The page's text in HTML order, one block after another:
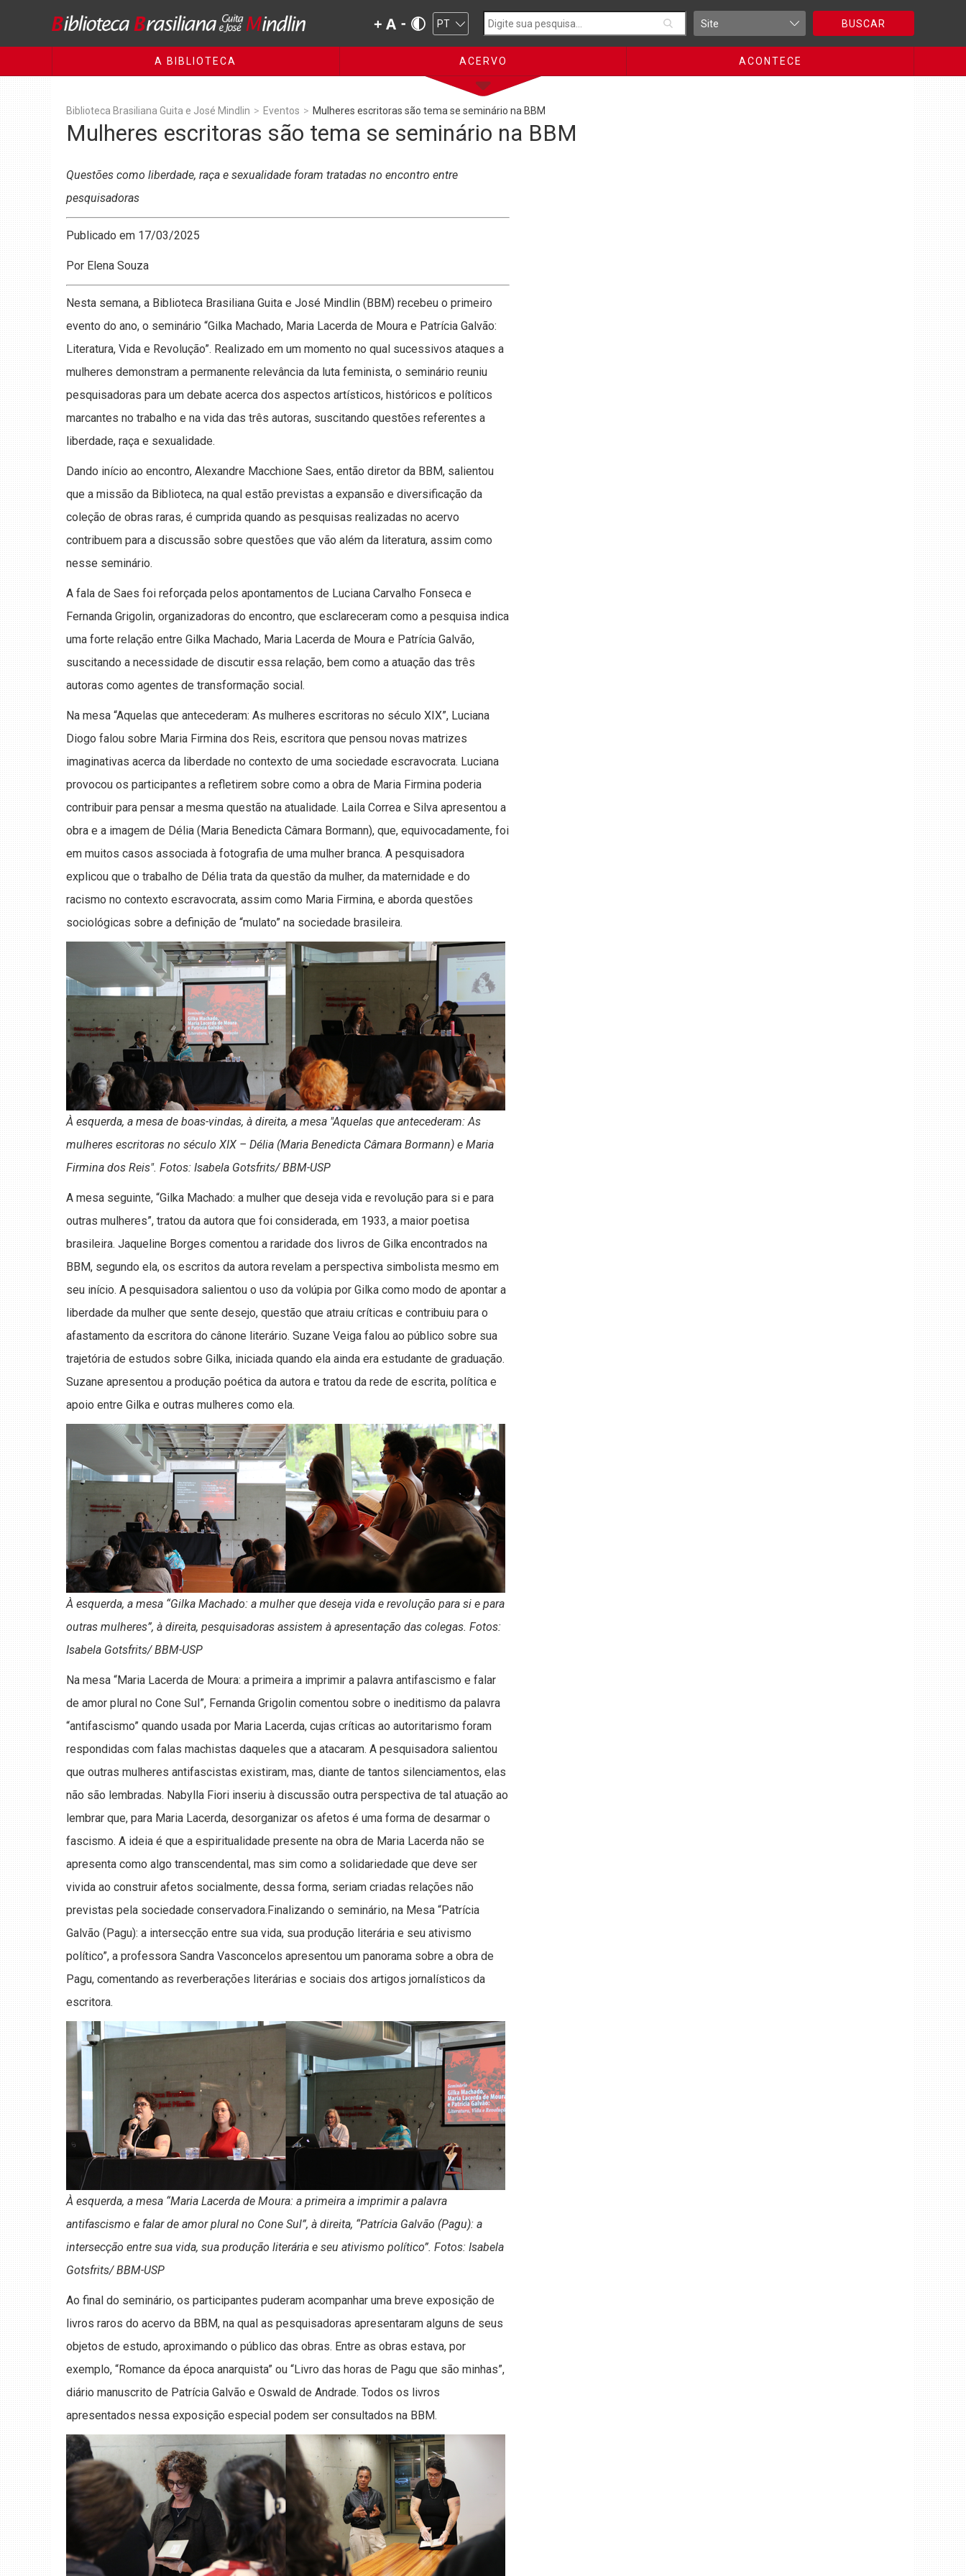
BUSCAR
A BIBLIOTECA ACERVO ACONTECE
Biblioteca Brasiliana Guita e José Mindlin > Eventos > Mulheres escritoras são tema se seminário na BBM
Mulheres escritoras são tema se seminário na BBM
Questões como liberdade, raça e sexualidade foram tratadas no encontro entre
pesquisadoras
Publicado em 17/03/2025
Por Elena Souza
Nesta semana, a Biblioteca Brasiliana Guita e José Mindlin (BBM) recebeu o primeiro
evento do ano, o seminário “Gilka Machado, Maria Lacerda de Moura e Patrícia Galvão:
Literatura, Vida e Revolução”. Realizado em um momento no qual sucessivos ataques a
mulheres demonstram a permanente relevância da luta feminista, o seminário reuniu
pesquisadoras para um debate acerca dos aspectos artísticos, históricos e políticos
marcantes no trabalho e na vida das três autoras, suscitando questões referentes a
liberdade, raça e sexualidade.
Dando início ao encontro, Alexandre Macchione Saes, então diretor da BBM, salientou
que a missão da Biblioteca, na qual estão previstas a expansão e diversificação da
coleção de obras raras, é cumprida quando as pesquisas realizadas no acervo
contribuem para a discussão sobre questões que vão além da literatura, assim como
nesse seminário.
A fala de Saes foi reforçada pelos apontamentos de Luciana Carvalho Fonseca e
Fernanda Grigolin, organizadoras do encontro, que esclareceram como a pesquisa indica
uma forte relação entre Gilka Machado, Maria Lacerda de Moura e Patrícia Galvão,
suscitando a necessidade de discutir essa relação, bem como a atuação das três
autoras como agentes de transformação social.
Na mesa “Aquelas que antecederam: As mulheres escritoras no século XIX”, Luciana
Diogo falou sobre Maria Firmina dos Reis, escritora que pensou novas matrizes
imaginativas acerca da liberdade no contexto de uma sociedade escravocrata. Luciana
provocou os participantes a refletirem sobre como a obra de Maria Firmina poderia
contribuir para pensar a mesma questão na atualidade. Laila Correa e Silva apresentou a
obra e a imagem de Délia (Maria Benedicta Câmara Bormann), que, equivocadamente, foi
em muitos casos associada à fotografia de uma mulher branca. A pesquisadora
explicou que o trabalho de Délia trata da questão da mulher, da maternidade e do
racismo no contexto escravocrata, assim como Maria Firmina, e aborda questões
sociológicas sobre a definição de “mulato” na sociedade brasileira.
À esquerda, a mesa de boas-vindas, à direita, a mesa "Aquelas que antecederam: As
mulheres escritoras no século XIX – Délia (Maria Benedicta Câmara Bormann) e Maria
Firmina dos Reis". Fotos: Isabela Gotsfrits/ BBM-USP
A mesa seguinte, “Gilka Machado: a mulher que deseja vida e revolução para si e para
outras mulheres”, tratou da autora que foi considerada, em 1933, a maior poetisa
brasileira. Jaqueline Borges comentou a raridade dos livros de Gilka encontrados na
BBM, segundo ela, os escritos da autora revelam a perspectiva simbolista mesmo em
seu início. A pesquisadora salientou o uso da volúpia por Gilka como modo de apontar a
liberdade da mulher que sente desejo, questão que atraiu críticas e contribuiu para o
afastamento da escritora do cânone literário. Suzane Veiga falou ao público sobre sua
trajetória de estudos sobre Gilka, iniciada quando ela ainda era estudante de graduação.
Suzane apresentou a produção poética da autora e tratou da rede de escrita, política e
apoio entre Gilka e outras mulheres como ela.
À esquerda, a mesa “Gilka Machado: a mulher que deseja vida e revolução para si e para
outras mulheres”, à direita, pesquisadoras assistem à apresentação das colegas. Fotos:
Isabela Gotsfrits/ BBM-USP
Na mesa “Maria Lacerda de Moura: a primeira a imprimir a palavra antifascismo e falar
de amor plural no Cone Sul”, Fernanda Grigolin comentou sobre o ineditismo da palavra
“antifascismo” quando usada por Maria Lacerda, cujas críticas ao autoritarismo foram
respondidas com falas machistas daqueles que a atacaram. A pesquisadora salientou
que outras mulheres antifascistas existiram, mas, diante de tantos silenciamentos, elas
não são lembradas. Nabylla Fiori inseriu à discussão outra perspectiva de tal atuação ao
lembrar que, para Maria Lacerda, desorganizar os afetos é uma forma de desarmar o
fascismo. A ideia é que a espiritualidade presente na obra de Maria Lacerda não se
apresenta como algo transcendental, mas sim como a solidariedade que deve ser
vivida ao construir afetos socialmente, dessa forma, seriam criadas relações não
previstas pela sociedade conservadora.Finalizando o seminário, na Mesa “Patrícia
Galvão (Pagu): a intersecção entre sua vida, sua produção literária e seu ativismo
político”, a professora Sandra Vasconcelos apresentou um panorama sobre a obra de
Pagu, comentando as reverberações literárias e sociais dos artigos jornalísticos da
escritora.
À esquerda, a mesa “Maria Lacerda de Moura: a primeira a imprimir a palavra
antifascismo e falar de amor plural no Cone Sul”, à direita, “Patrícia Galvão (Pagu): a
intersecção entre sua vida, sua produção literária e seu ativismo político”. Fotos: Isabela
Gotsfrits/ BBM-USP
Ao final do seminário, os participantes puderam acompanhar uma breve exposição de
livros raros do acervo da BBM, na qual as pesquisadoras apresentaram alguns de seus
objetos de estudo, aproximando o público das obras. Entre as obras estava, por
exemplo, “Romance da época anarquista” ou “Livro das horas de Pagu que são minhas”,
diário manuscrito de Patrícia Galvão e Oswald de Andrade. Todos os livros
apresentados nessa exposição especial podem ser consultados na BBM.